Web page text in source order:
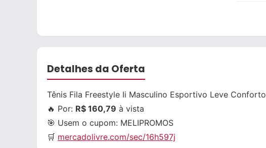
Detalhes da Oferta
Tênis Fila Freestyle Ii Masculino Esportivo Leve Conforto
🔥 Por: R$ 160,79 à vista
🎯 Usem o cupom: MELIPROMOS
🛒 mercadolivre.com/sec/16h597j